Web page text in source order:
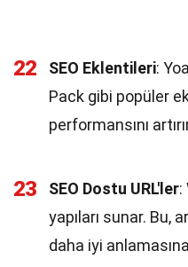
22 SEO Eklentileri:
Pack gibi popüler
performansını
23 SEO Dostu URL'ler:
yapıları sunar. Bu,
daha iyi